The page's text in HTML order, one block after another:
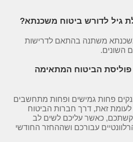
גיל לדורש ביטוח משכנתא?
משתנה בהתאם לדרישות
השונים.
הביטוח המתאימה
פחות גמישים ופחות מתחשבים
לעומת זאת, דרך חברות הביטוח
כאשר עליכם לשים לב
עבורכם ושההחזר החודשי